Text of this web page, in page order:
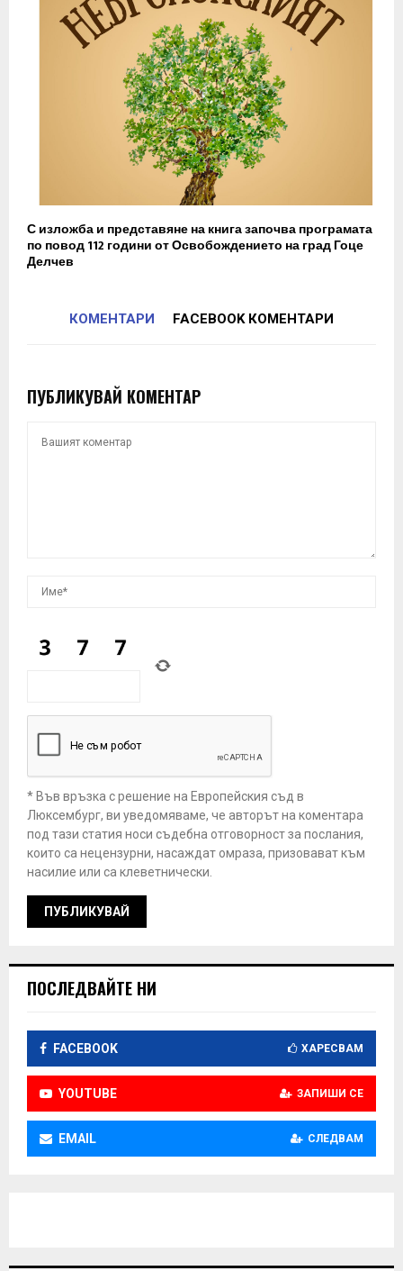
С изложба и представяне на книга започва програмата
по повод 112 години от Освобождението на град Гоце
Делчев
КОМЕНТАРИ FACEBOOK КОМЕНТАРИ
ПУБЛИКУВАЙ КОМЕНТАР
* Във връзка с решение на Европейския съд в
Люксембург, ви уведомяваме, че авторът на коментара
под тази статия носи съдебна отговорност за послания,
които са нецензурни, насаждат омраза, призовават към
насилие или са клеветнически.
ПОСЛЕДВАЙТЕ НИ
FACEBOOK ХАРЕСВАМ
YOUTUBE ЗАПИШИ СЕ
EMAIL СЛЕДВАМ